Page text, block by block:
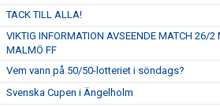
TACK TILL ALLA!
VIKTIG INFORMATION AVSEENDE MATCH 26/2
MALMÖ FF
Vem vann på 50/50-lotteriet i söndags?
Svenska Cupen i Ängelholm